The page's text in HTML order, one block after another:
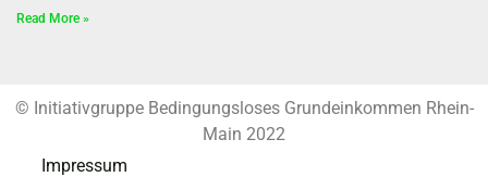
Read More »
© Initiativgruppe Bedingungsloses Grundeinkommen Rhein-
Main 2022
Impressum